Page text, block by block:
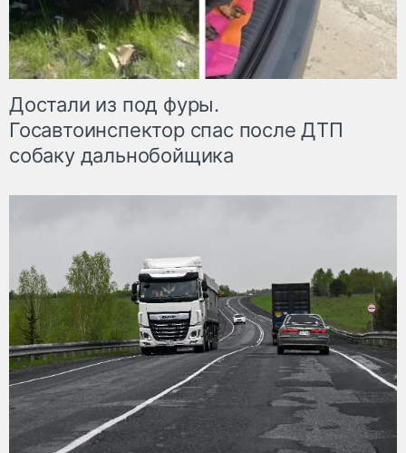
Достали из под фуры.
Госавтоинспектор спас после ДТП
собаку дальнобойщика